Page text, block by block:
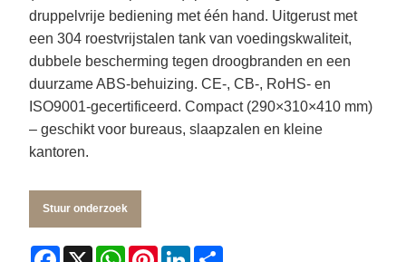
druppelvrije bediening met één hand. Uitgerust met
een 304 roestvrijstalen tank van voedingskwaliteit,
dubbele bescherming tegen droogbranden en een
duurzame ABS-behuizing. CE-, CB-, RoHS- en
ISO9001-gecertificeerd. Compact (290×310×410 mm)
– geschikt voor bureaus, slaapzalen en kleine
kantoren.
Stuur onderzoek
Facebook
X WhatsApp
PinterestLinkedIn